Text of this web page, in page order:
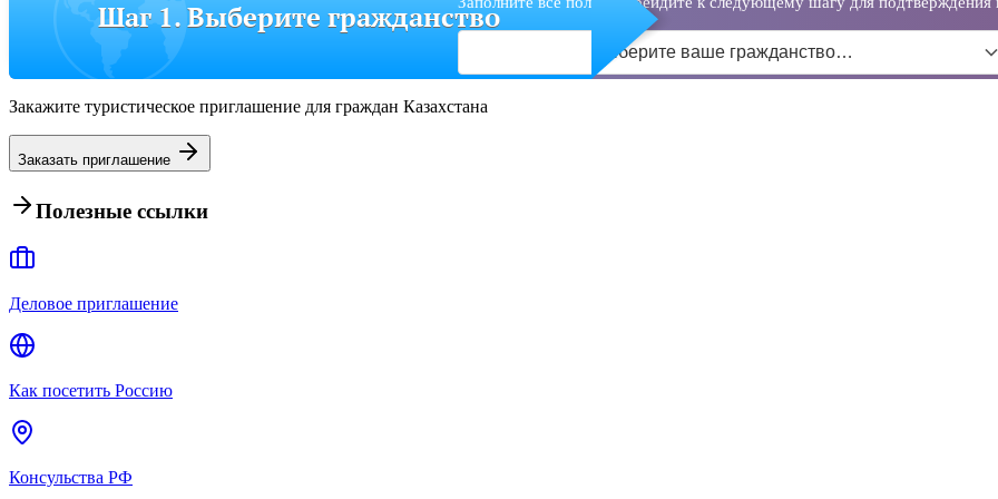
Шаг 1. Выберите гражданство
Выберите ваше гражданство…
Закажите туристическое приглашение для граждан Казахстана
Заказать приглашение
Полезные ссылки
Деловое приглашение
Как посетить Россию
Консульства РФ